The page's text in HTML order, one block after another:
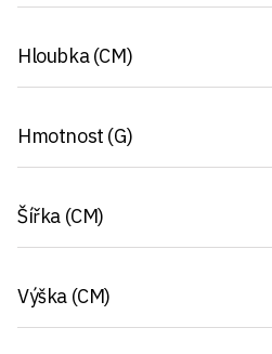
Hloubka (CM)
Hmotnost (G)
Šířka (CM)
Výška (CM)